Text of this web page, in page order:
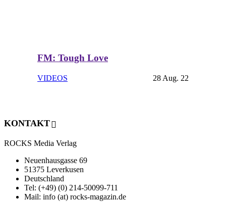
FM: Tough Love
VIDEOS 28 Aug. 22
KONTAKT
ROCKS Media Verlag
Neuenhausgasse 69
51375 Leverkusen
Deutschland
Tel: (+49) (0) 214-50099-711
Mail: info (at) rocks-magazin.de